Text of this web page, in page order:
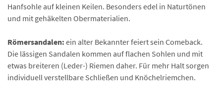
Hanfsohle auf kleinen Keilen. Besonders edel in Naturtönen
und mit gehäkelten Obermaterialien.
Römersandalen: ein alter Bekannter feiert sein Comeback.
Die lässigen Sandalen kommen auf flachen Sohlen und mit
etwas breiteren (Leder-) Riemen daher. Für mehr Halt sorgen
individuell verstellbare Schließen und Knöchelriemchen.